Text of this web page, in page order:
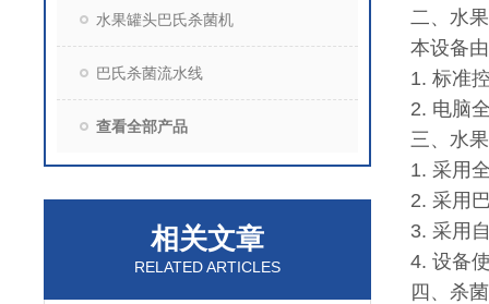
水果罐头巴氏杀菌机
巴氏杀菌流水线
查看全部产品
相关文章
RELATED ARTICLES
二、水
本设备
1. 标准
2. 电脑
三、水
1. 采用
2. 采用
3. 采用
4. 设备
四、杀